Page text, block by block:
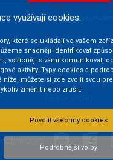
Prodej strojních
Obchodní podmínky
zpracování
2026
využívají cookies.
které se ukládají ve vašem
snadněji identifikovat
vstřícněji s vámi komunikovat,
aktivity. Typy cookies a
níže, můžete si zde zvolit svou
změnit nebo zrušit.
Podrobnější volby
Povolit všechny cookies